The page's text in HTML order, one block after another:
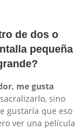
de dos o
pequeña
me gusta
sino
gustaría que eso
ver una película